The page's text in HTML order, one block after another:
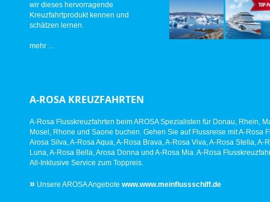
wir dieses hervorragende
Kreuzfahrtprodukt kennen und
schätzen lernen.
mehr ...
A-ROSA KREUZFAHRTEN
A-Rosa Flusskreuzfahrten beim AROSA Spezialisten für Donau, Rhein,
Mosel, Rhone und Saone buchen. Gehen Sie auf Flussreise mit A-Rosa
Arosa Silva, A-Rosa Aqua, A-Rosa Brava, A-Rosa Viva, A-Rosa Stella, A-
Luna, A-Rosa Bella, Arosa Donna und A-Rosa Mia. A-Rosa
All-Inklusive Service zum Toppreis.
» Unsere AROSA Angebote www.www.meinflussschiff.de